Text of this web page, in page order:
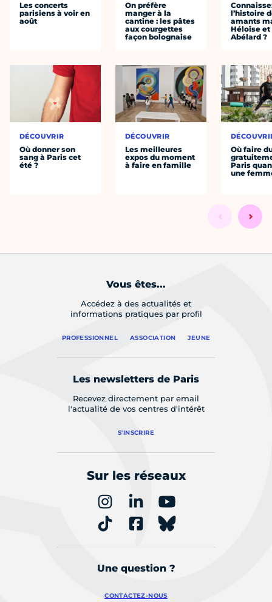
Les concerts
parisiens à voir en
août
DÉCOUVRIR
Où donner son
sang à Paris cet
été ?
On préfère
manger à la
cantine : les pâtes
aux courgettes
façon bolognaise
DÉCOUVRIR
Les meilleures
expos du moment
à faire en famille
l’histoire
amants
Héloïse et
Abélard ?
Où faire
Paris
une
Vous êtes...
Accédez à des actualités et
informations pratiques par profil
PROFESSIONNEL ASSOCIATION JEUNE
Les newsletters de Paris
Recevez directement par email
l'actualité de vos centres d'intérêt
S'INSCRIRE
Sur les réseaux
Une question ?
CONTACTEZ-NOUS